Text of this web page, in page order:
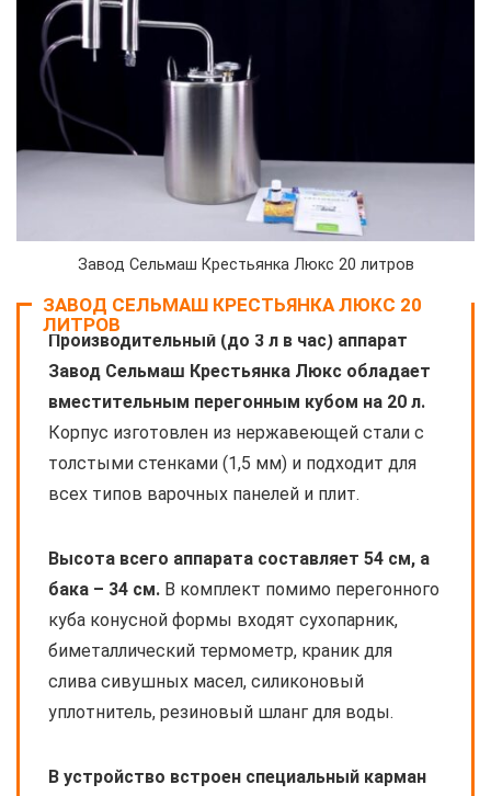
Завод Сельмаш Крестьянка Люкс 20 литров
ЗАВОД СЕЛЬМАШ КРЕСТЬЯНКА ЛЮКС 20
ЛИТРОВ
Производительный (до 3 л в час) аппарат
Завод Сельмаш Крестьянка Люкс обладает
вместительным перегонным кубом на 20 л.
Корпус изготовлен из нержавеющей стали с
толстыми стенками (1,5 мм) и подходит для
всех типов варочных панелей и плит.
Высота всего аппарата составляет 54 см, а
бака – 34 см. В комплект помимо перегонного
куба конусной формы входят сухопарник,
биметаллический термометр, краник для
слива сивушных масел, силиконовый
уплотнитель, резиновый шланг для воды.
В устройство встроен специальный карман